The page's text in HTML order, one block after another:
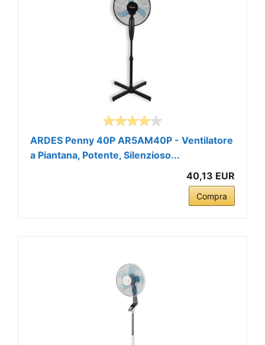
ARDES Penny 40P AR5AM40P - Ventilatore
a Piantana, Potente, Silenzioso...
40,13 EUR
Compra